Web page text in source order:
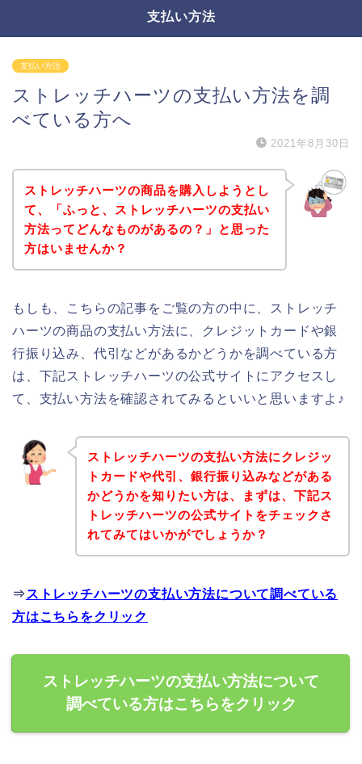
支払い方法
支払い方法
ストレッチハーツの支払い方法を調
べている方へ
2021年8月30日
ストレッチハーツの商品を購入しようとし
て、「ふっと、ストレッチハーツの支払い
方法ってどんなものがあるの？」と思った
方はいませんか？
もしも、こちらの記事をご覧の方の中に、ストレッチ
ハーツの商品の支払い方法に、クレジットカードや銀
行振り込み、代引などがあるかどうかを調べている方
は、下記ストレッチハーツの公式サイトにアクセスし
て、支払い方法を確認されてみるといいと思いますよ♪
ストレッチハーツの支払い方法にクレジッ
トカードや代引、銀行振り込みなどがある
かどうかを知りたい方は、まずは、下記ス
トレッチハーツの公式サイトをチェックさ
れてみてはいかがでしょうか？
⇒ ストレッチハーツの支払い方法について調べている
方はこちらをクリック
ストレッチハーツの支払い方法について
調べている方はこちらをクリック